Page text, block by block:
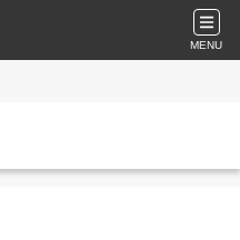
MENU